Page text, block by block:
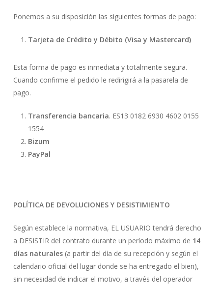
Ponemos a su disposición las siguientes formas de pago:
Tarjeta de Crédito y Débito (Visa y Mastercard)
Esta forma de pago es inmediata y totalmente segura.
Cuando confirme el pedido le redirigirá a la pasarela de
pago.
Transferencia bancaria. ES13 0182 6930 4602 0155
1554
Bizum
PayPal
POLÍTICA DE DEVOLUCIONES Y DESISTIMIENTO
Según establece la normativa, EL USUARIO tendrá derecho
a DESISTIR del contrato durante un período máximo de 14
días naturales(a partir del día de su recepción y según el
calendario oficial del lugar donde se ha entregado el bien),
sin necesidad de indicar el motivo, a través del operador